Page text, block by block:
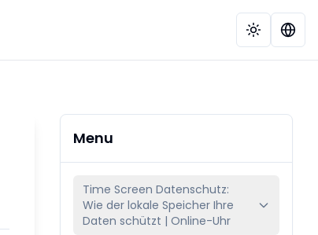
Menu
Time Screen Datenschutz:
Wie der lokale Speicher Ihre
Daten schützt | Online-Uhr